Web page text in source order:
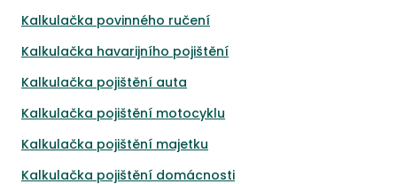
Kalkulačka povinného ručení
Kalkulačka havarijního pojištění
Kalkulačka pojištění auta
Kalkulačka pojištění motocyklu
Kalkulačka pojištění majetku
Kalkulačka pojištění domácnosti